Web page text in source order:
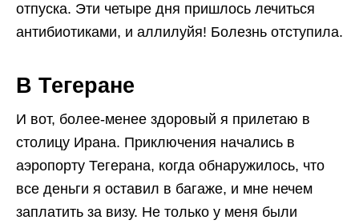
отпуска. Эти четыре дня пришлось лечиться
антибиотиками, и аллилуйя! Болезнь отступила.
В Тегеране
И вот, более-менее здоровый я прилетаю в
столицу Ирана. Приключения начались в
аэропорту Тегерана, когда обнаружилось, что
все деньги я оставил в багаже, и мне нечем
заплатить за визу. Не только у меня были